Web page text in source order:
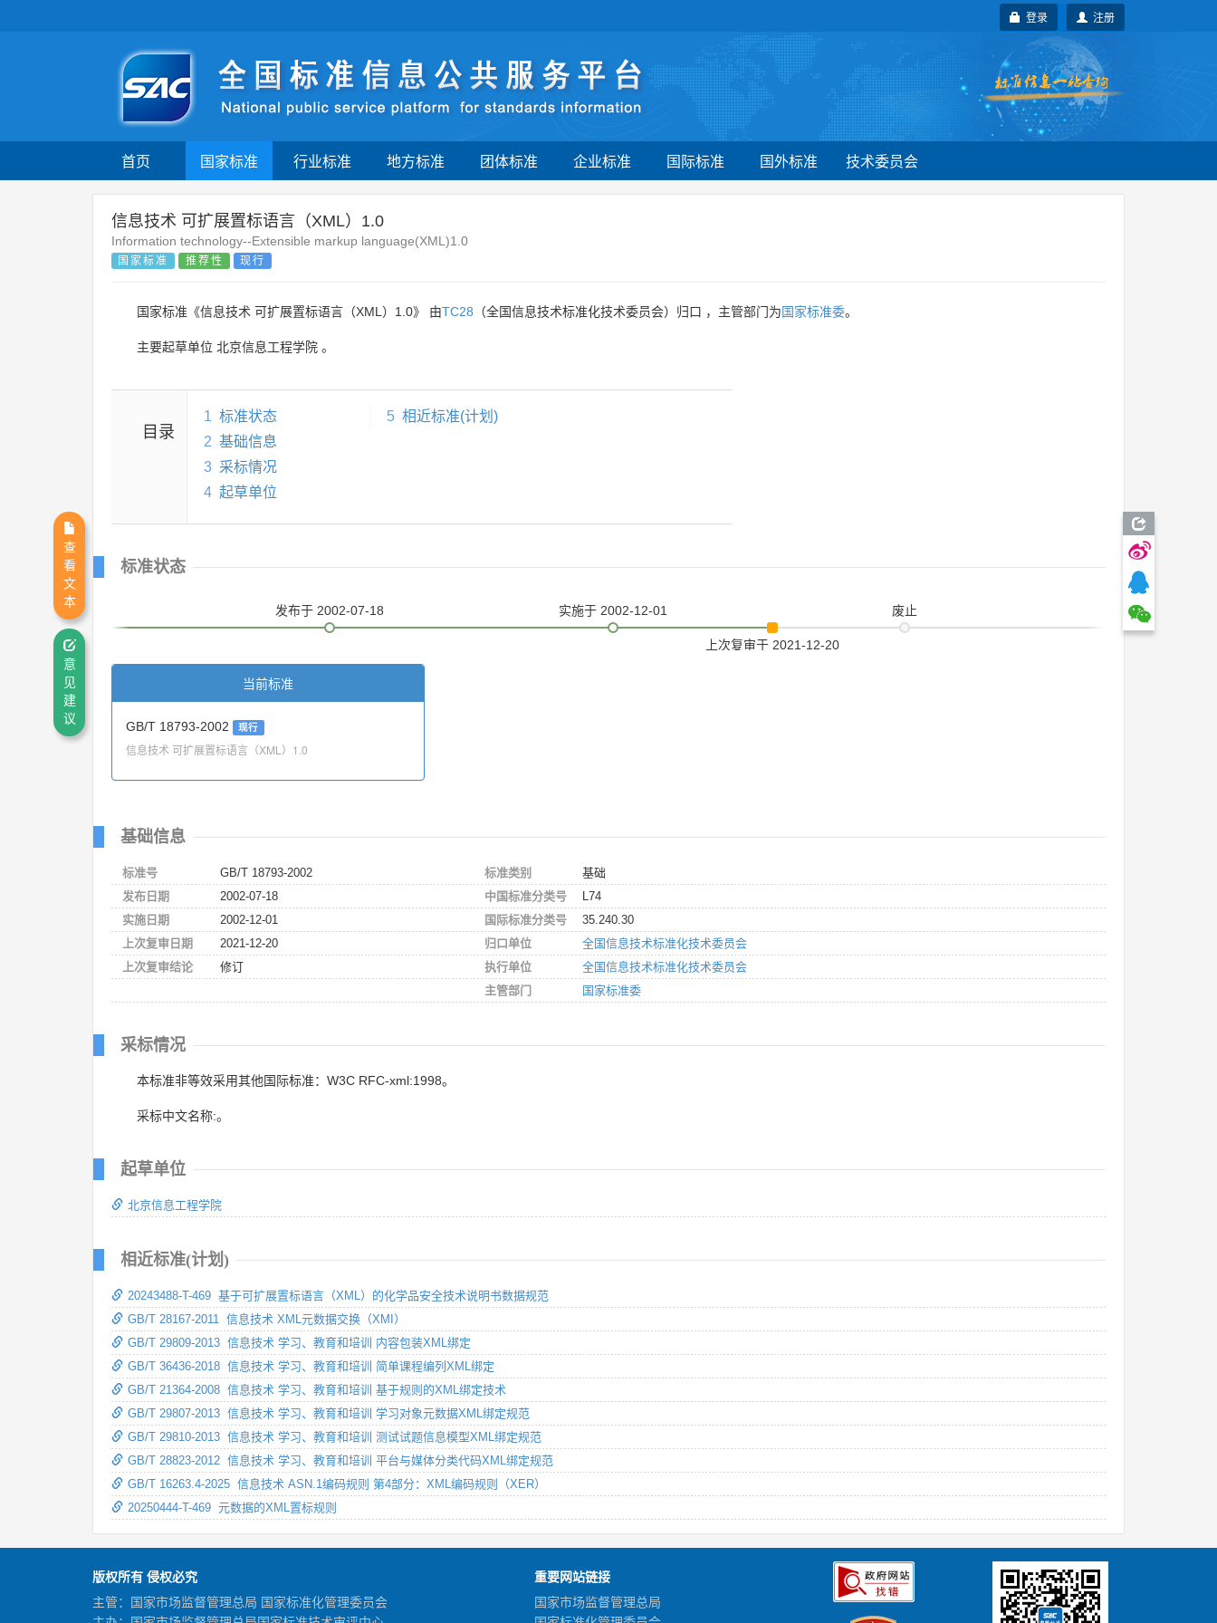
注册
登录
首页 国家标准 行业标准 地方标准 团体标准 企业标准 国际标准 国外标准 技术委员会
信息技术 可扩展置标语言（XML）1.0
Information technology--Extensible markup language(XML)1.0
国家标准 推荐性 现行
国家标准《信息技术 可扩展置标语言（XML）1.0》 由TC28 （全国信息技术标准化技术委员会）归口 ，主管部门为国家标准委。
主要起草单位 北京信息工程学院 。
目录
1 标准状态
2 基础信息
3 采标情况
4 起草单位
5 相近标准(计划)
标准状态
发布于 2002-07-18 实施于 2002-12-01
上次复审于 2021-12-20
废止
当前标准
GB/T 18793-2002 现行
信息技术 可扩展置标语言（XML）1.0
基础信息
标准号
GB/T 18793-2002
发布日期
2002-07-18
实施日期
2002-12-01
上次复审日期
2021-12-20
上次复审结论
修订
标准类别
基础
中国标准分类号
L74
国际标准分类号
35.240.30
归口单位
全国信息技术标准化技术委员会
执行单位
全国信息技术标准化技术委员会
主管部门
国家标准委
采标情况
本标准非等效采用其他国际标准：W3C RFC-xml:1998。
采标中文名称:。
起草单位
北京信息工程学院
相近标准(计划)
20243488-T-469 基于可扩展置标语言（XML）的化学品安全技术说明书数据规范
GB/T 28167-2011 信息技术 XML元数据交换（XMI）
GB/T 29809-2013 信息技术 学习、教育和培训 内容包装XML绑定
GB/T 36436-2018 信息技术 学习、教育和培训 简单课程编列XML绑定
GB/T 21364-2008 信息技术 学习、教育和培训 基于规则的XML绑定技术
GB/T 29807-2013 信息技术 学习、教育和培训 学习对象元数据XML绑定规范
GB/T 29810-2013 信息技术 学习、教育和培训 测试试题信息模型XML绑定规范
GB/T 28823-2012 信息技术 学习、教育和培训 平台与媒体分类代码XML绑定规范
GB/T 16263.4-2025 信息技术 ASN.1编码规则 第4部分：XML编码规则（XER）
20250444-T-469 元数据的XML置标规则
版权所有 侵权必究
主管：国家市场监督管理总局 国家标准化管理委员会
重要网站链接
国家市场监督管理总局
查
看
文
本
意
见
建
议